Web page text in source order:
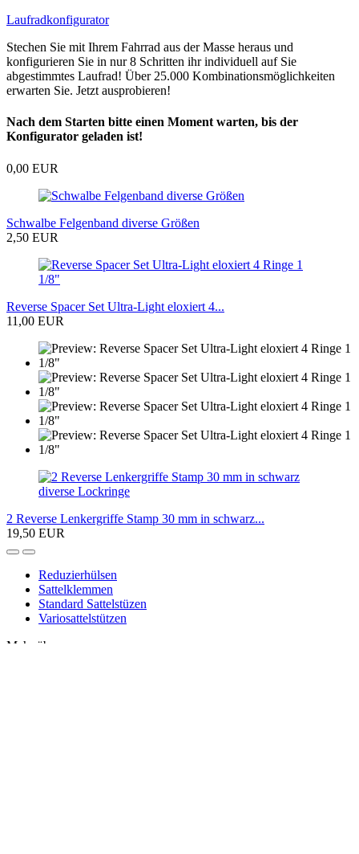
Laufradkonfigurator
Stechen Sie mit Ihrem Fahrrad aus der Masse heraus und
konfigurieren Sie in nur 8 Schritten ihr individuell auf Sie
abgestimmtes Laufrad! Über 25.000 Kombinationsmöglichkeiten
erwarten Sie. Jetzt ausprobieren!
Nach dem Starten bitte einen Moment warten, bis der
Konfigurator geladen ist!
0,00 EUR
Schwalbe Felgenband diverse Größen
2,50 EUR
Reverse Spacer Set Ultra-Light eloxiert 4...
11,00 EUR
2 Reverse Lenkergriffe Stamp 30 mm in schwarz...
19,50 EUR
Reduzierhülsen
Sattelklemmen
Standard Sattelstüzen
Variosattelstützen
Mehr über...